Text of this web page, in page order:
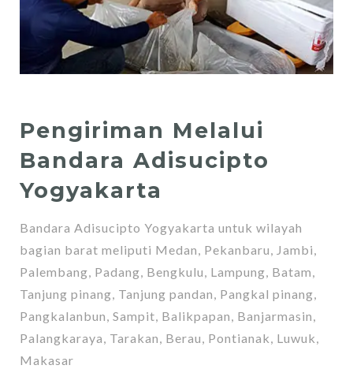
Pengiriman Melalui
Bandara Adisucipto
Yogyakarta
Bandara Adisucipto Yogyakarta untuk wilayah
bagian barat meliputi Medan, Pekanbaru, Jambi,
Palembang, Padang, Bengkulu, Lampung, Batam,
Tanjung pinang, Tanjung pandan, Pangkal pinang,
Pangkalanbun, Sampit, Balikpapan, Banjarmasin,
Palangkaraya, Tarakan, Berau, Pontianak, Luwuk,
Makasar